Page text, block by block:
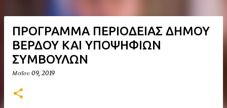
ΠΡΟΓΡΑΜΜΑ ΠΕΡΙΟΔΕΙΑΣ ΔΗΜΟΥ
ΒΕΡΔΟΥ ΚΑΙ ΥΠΟΨΗΦΙΩΝ
ΣΥΜΒΟΥΛΩΝ
Μαΐου 09, 2019